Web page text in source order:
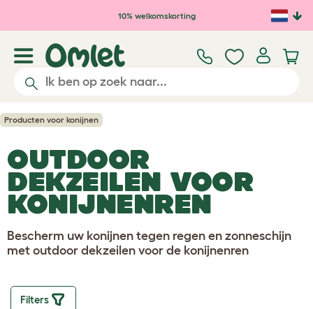
Ga naar de hoofdinhoud
10% welkomskorting
Producten voor konijnen
OUTDOOR
DEKZEILEN VOOR
KONIJNENREN
Bescherm uw konijnen tegen regen en zonneschijn
met outdoor dekzeilen voor de konijnenren
Filters